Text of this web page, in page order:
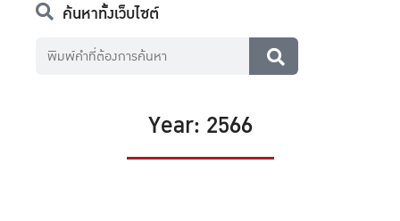
Year: 2566
ค้นหาทั้งเว็บไซต์